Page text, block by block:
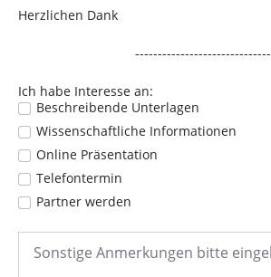
Herzlichen Dank
------------------------------
Ich habe Interesse an:
Beschreibende Unterlagen
Wissenschaftliche Informationen
Online Präsentation
Telefontermin
Partner werden